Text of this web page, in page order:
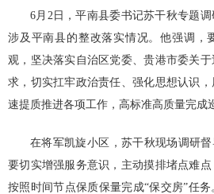
6月2日，平南县委书记苏干秋专题
涉及平南县的整改落实情况。他强调，
观，坚决落实自治区党委、贵港市委关
求，切实扛牢政治责任、强化思想认识
速提质推进各项工作，高标准高质量完成
在将军凯旋小区，苏干秋现场调研督
要切实增强服务意识，主动摸排堵点难
按照时间节点保质保量完成“保交房”任